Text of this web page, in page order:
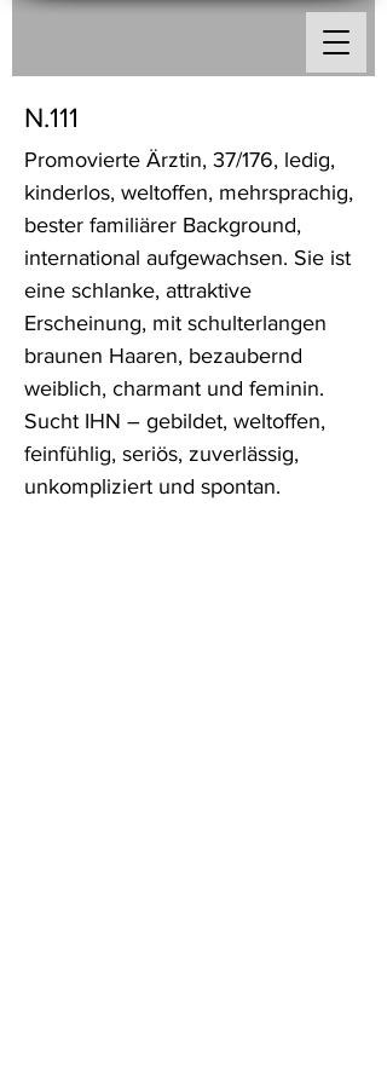
N.111
Promovierte Ärztin, 37/176, ledig,
kinderlos, weltoffen, mehrsprachig,
bester familiärer Background,
international aufgewachsen. Sie ist
eine schlanke, attraktive
Erscheinung, mit schulterlangen
braunen Haaren, bezaubernd
weiblich, charmant und feminin.
Sucht IHN – gebildet, weltoffen,
feinfühlig, seriös, zuverlässig,
unkompliziert und spontan.